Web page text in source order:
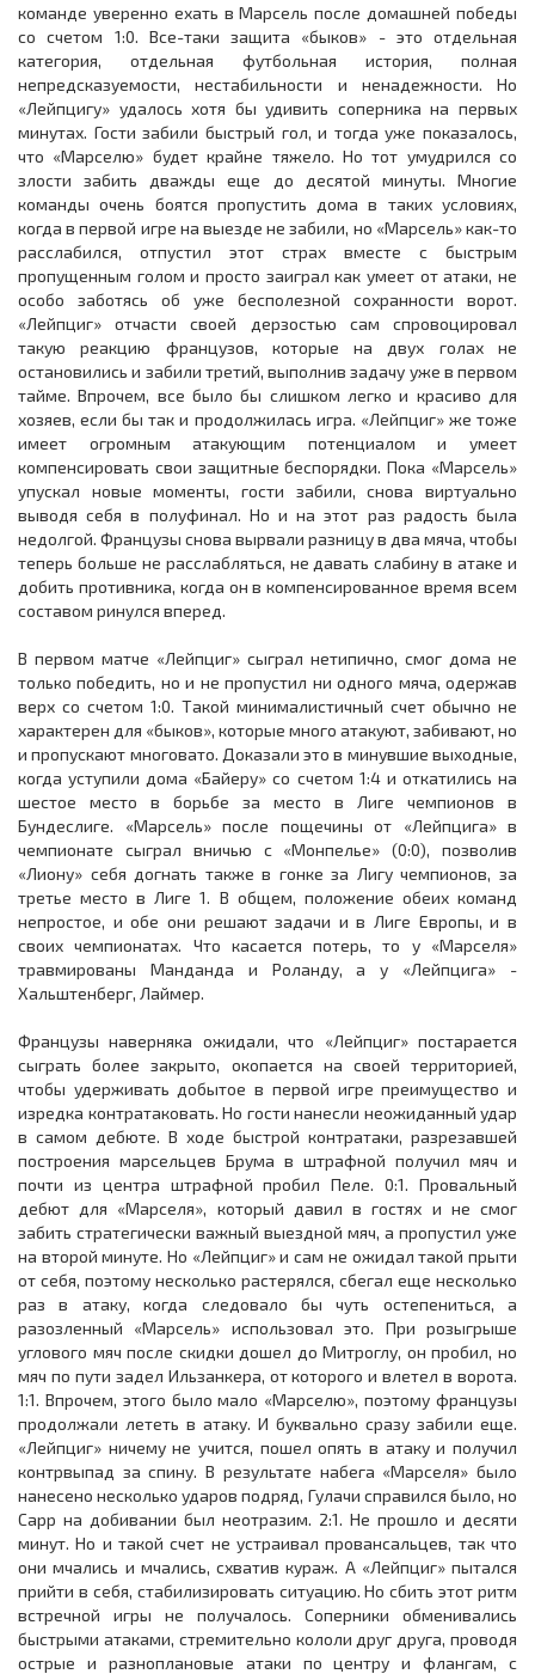
команде уверенно ехать в Марсель после домашней победы
со счетом 1:0. Все-таки защита «быков» - это отдельная
категория, отдельная футбольная история, полная
непредсказуемости, нестабильности и ненадежности. Но
«Лейпцигу» удалось хотя бы удивить соперника на первых
минутах. Гости забили быстрый гол, и тогда уже показалось,
что «Марселю» будет крайне тяжело. Но тот умудрился со
злости забить дважды еще до десятой минуты. Многие
команды очень боятся пропустить дома в таких условиях,
когда в первой игре на выезде не забили, но «Марсель» как-то
расслабился, отпустил этот страх вместе с быстрым
пропущенным голом и просто заиграл как умеет от атаки, не
особо заботясь об уже бесполезной сохранности ворот.
«Лейпциг» отчасти своей дерзостью сам спровоцировал
такую реакцию французов, которые на двух голах не
остановились и забили третий, выполнив задачу уже в первом
тайме. Впрочем, все было бы слишком легко и красиво для
хозяев, если бы так и продолжилась игра. «Лейпциг» же тоже
имеет огромным атакующим потенциалом и умеет
компенсировать свои защитные беспорядки. Пока «Марсель»
упускал новые моменты, гости забили, снова виртуально
выводя себя в полуфинал. Но и на этот раз радость была
недолгой. Французы снова вырвали разницу в два мяча, чтобы
теперь больше не расслабляться, не давать слабину в атаке и
добить противника, когда он в компенсированное время всем
составом ринулся вперед.
В первом матче «Лейпциг» сыграл нетипично, смог дома не
только победить, но и не пропустил ни одного мяча, одержав
верх со счетом 1:0. Такой минималистичный счет обычно не
характерен для «быков», которые много атакуют, забивают, но
и пропускают многовато. Доказали это в минувшие выходные,
когда уступили дома «Байеру» со счетом 1:4 и откатились на
шестое место в борьбе за место в Лиге чемпионов в
Бундеслиге. «Марсель» после пощечины от «Лейпцига» в
чемпионате сыграл вничью с «Монпелье» (0:0), позволив
«Лиону» себя догнать также в гонке за Лигу чемпионов, за
третье место в Лиге 1. В общем, положение обеих команд
непростое, и обе они решают задачи и в Лиге Европы, и в
своих чемпионатах. Что касается потерь, то у «Марселя»
травмированы Манданда и Роланду, а у «Лейпцига» -
Хальштенберг, Лаймер.
Французы наверняка ожидали, что «Лейпциг» постарается
сыграть более закрыто, окопается на своей территорией,
чтобы удерживать добытое в первой игре преимущество и
изредка контратаковать. Но гости нанесли неожиданный удар
в самом дебюте. В ходе быстрой контратаки, разрезавшей
построения марсельцев Брума в штрафной получил мяч и
почти из центра штрафной пробил Пеле. 0:1. Провальный
дебют для «Марселя», который давил в гостях и не смог
забить стратегически важный выездной мяч, а пропустил уже
на второй минуте. Но «Лейпциг» и сам не ожидал такой прыти
от себя, поэтому несколько растерялся, сбегал еще несколько
раз в атаку, когда следовало бы чуть остепениться, а
разозленный «Марсель» использовал это. При розыгрыше
углового мяч после скидки дошел до Митроглу, он пробил, но
мяч по пути задел Ильзанкера, от которого и влетел в ворота.
1:1. Впрочем, этого было мало «Марселю», поэтому французы
продолжали лететь в атаку. И буквально сразу забили еще.
«Лейпциг» ничему не учится, пошел опять в атаку и получил
контрвыпад за спину. В результате набега «Марселя» было
нанесено несколько ударов подряд, Гулачи справился было, но
Сарр на добивании был неотразим. 2:1. Не прошло и десяти
минут. Но и такой счет не устраивал провансальцев, так что
они мчались и мчались, схватив кураж. А «Лейпциг» пытался
прийти в себя, стабилизировать ситуацию. Но сбить этот ритм
встречной игры не получалось. Соперники обменивались
быстрыми атаками, стремительно кололи друг друга, проводя
острые и разноплановые атаки по центру и флангам, с